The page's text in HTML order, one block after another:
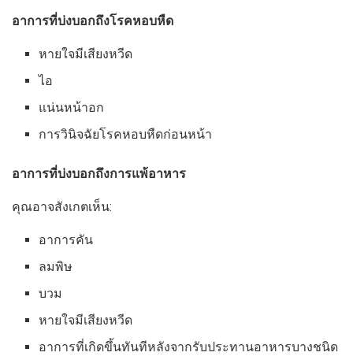
อาการที่บ่งบอกถึงโรคหอบหืด
หายใจมีเสียงหวีด
ไอ
แน่นหน้าอก
การวินิจฉัยโรคหอบหืดก่อนหน้า
อาการที่บ่งบอกถึงการแพ้อาหาร
คุณอาจสังเกตเห็น:
อาการคัน
ลมพิษ
บวม
หายใจมีเสียงหวีด
อาการที่เกิดขึ้นทันทีหลังจากรับประทานอาหารบางชนิด